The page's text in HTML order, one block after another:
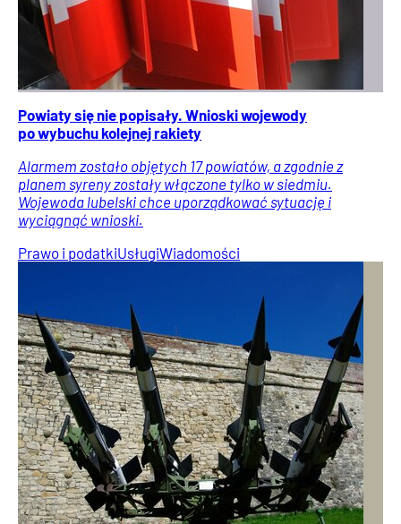
Powiaty się nie popisały. Wnioski wojewody
po wybuchu kolejnej rakiety
Alarmem zostało objętych 17 powiatów, a zgodnie z
planem syreny zostały włączone tylko w siedmiu.
Wojewoda lubelski chce uporządkować sytuację i
wyciągnąć wnioski.
Prawo i podatkiUsługiWiadomości